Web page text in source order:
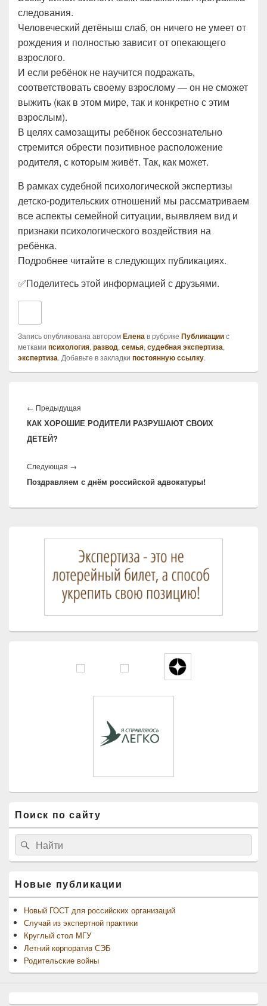
следования.
Человеческий детёныш слаб, он ничего не умеет от
рождения и полностью зависит от опекающего
взрослого.
И если ребёнок не научится подражать,
соответствовать своему взрослому — он не сможет
выжить (как в этом мире, так и конкретно с этим
взрослым).
В целях самозащиты ребёнок бессознательно
стремится обрести позитивное расположение
родителя, с которым живёт. Так, как может.
В рамках судебной психологической экспертизы
детско-родительских отношений мы рассматриваем
все аспекты семейной ситуации, выявляем вид и
признаки психологического воздействия на
ребёнка.
Подробнее читайте в следующих публикациях.
✅Поделитесь этой информацией с друзьями.
Запись опубликована авторомЕленав рубрике Публикациис
метками психология, развод, семья, судебная экспертиза,
экспертиза. Добавьте в закладки постоянную ссылку.
по
записям
← Предыдущая
запись:
КАК ХОРОШИЕ РОДИТЕЛИ РАЗРУШАЮТ СВОИХ
ДЕТЕЙ?
Следующая →
запись:
Поздравляем с днём российской адвокатуры!
Поиск по сайту
Найти:Поиск
Новые публикации
Новый ГОСТ для российских организаций
Случай из экспертной практики
Круглый стол МГУ
Летний корпоратив СЭБ
Родительские войны